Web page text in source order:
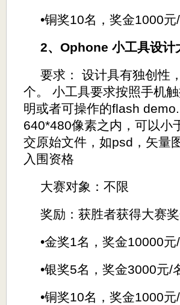
•铜奖10名，奖金1000元/
2、Ophone小工具设计
要求：
设计具有独创性
个。
小工具要求按照手机
明或者可操作的flash demo.
640*480像素之内，可以小
交原始文件，如psd ，矢量
入围资格
大赛对象：不限
奖励：获胜者获得大赛
•金奖1名，奖金10000元/
•银奖5名，奖金3000元/
•铜奖10名，奖金1000元/